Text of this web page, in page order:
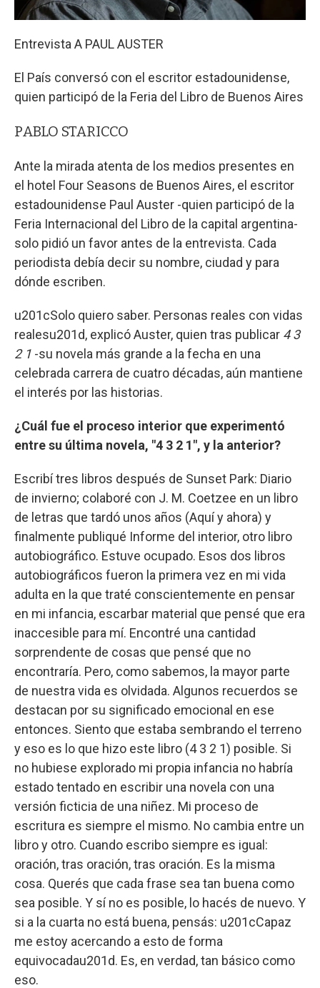
Entrevista A PAUL AUSTER
El País conversó con el escritor estadounidense,
quien participó de la Feria del Libro de Buenos Aires
PABLO STARICCO
Ante la mirada atenta de los medios presentes en
el hotel Four Seasons de Buenos Aires, el escritor
estadounidense Paul Auster -quien participó de la
Feria Internacional del Libro de la capital argentina-
solo pidió un favor antes de la entrevista. Cada
periodista debía decir su nombre, ciudad y para
dónde escriben.
u201cSolo quiero saber. Personas reales con vidas
realesu201d, explicó Auster, quien tras publicar 4 3
2 1 -su novela más grande a la fecha en una
celebrada carrera de cuatro décadas, aún mantiene
el interés por las historias.
¿Cuál fue el proceso interior que experimentó
entre su última novela, "4 3 2 1", y la anterior?
Escribí tres libros después de Sunset Park: Diario
de invierno; colaboré con J. M. Coetzee en un libro
de letras que tardó unos años (Aquí y ahora) y
finalmente publiqué Informe del interior, otro libro
autobiográfico. Estuve ocupado. Esos dos libros
autobiográficos fueron la primera vez en mi vida
adulta en la que traté conscientemente en pensar
en mi infancia, escarbar material que pensé que era
inaccesible para mí. Encontré una cantidad
sorprendente de cosas que pensé que no
encontraría. Pero, como sabemos, la mayor parte
de nuestra vida es olvidada. Algunos recuerdos se
destacan por su significado emocional en ese
entonces. Siento que estaba sembrando el terreno
y eso es lo que hizo este libro (4 3 2 1) posible. Si
no hubiese explorado mi propia infancia no habría
estado tentado en escribir una novela con una
versión ficticia de una niñez. Mi proceso de
escritura es siempre el mismo. No cambia entre un
libro y otro. Cuando escribo siempre es igual:
oración, tras oración, tras oración. Es la misma
cosa. Querés que cada frase sea tan buena como
sea posible. Y sí no es posible, lo hacés de nuevo. Y
si a la cuarta no está buena, pensás: u201cCapaz
me estoy acercando a esto de forma
equivocadau201d. Es, en verdad, tan básico como
eso.